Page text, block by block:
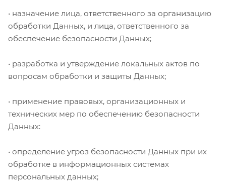
• назначение лица, ответственного за организацию
обработки Данных, и лица, ответственного за
обеспечение безопасности Данных;
• разработка и утверждение локальных актов по
вопросам обработки и защиты Данных;
• применение правовых, организационных и
технических мер по обеспечению безопасности
Данных:
• определение угроз безопасности Данных при их
обработке в информационных системах
персональных данных;